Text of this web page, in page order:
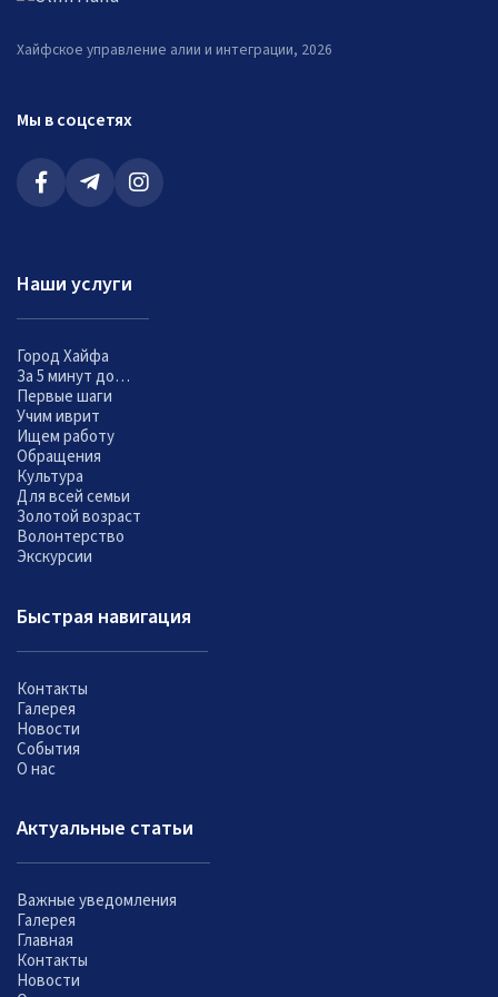
Хайфское управление алии и интеграции, 2026
Мы в соцсетях
Наши услуги
Город Хайфа
За 5 минут до…
Первые шаги
Учим иврит
Ищем работу
Обращения
Культура
Для всей семьи
Золотой возраст
Волонтерство
Экскурсии
Быстрая навигация
Контакты
Галерея
Новости
События
О нас
Актуальные статьи
Важные уведомления
Галерея
Главная
Контакты
Новости